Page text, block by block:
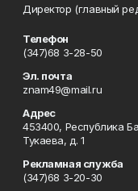
Директор (главный
Телефон
(347)68 3-28-50
Эл. почта
znam49@mail.ru
Адрес
453400, Республика
Тукаева, д. 1
Рекламная служба
(347)68 3-20-30